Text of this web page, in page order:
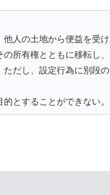
人の土地から便益を受け
所有権とともに移転し、
だし、設定行為に別段の
とすることができない。